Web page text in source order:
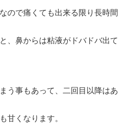
ので痛くても出来る限り長時間
、鼻からは粘液がドバドバ出て
う事もあって、二回目以降はあ
甘くなります。